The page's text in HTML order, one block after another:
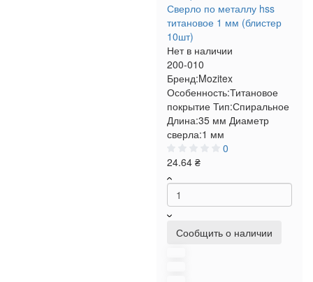
Сверло по металлу hss
титановое 1 мм (блистер
10шт)
Нет в наличии
200-010
Бренд:Mozitex
Особенность:Титановое
покрытие Тип:Спиральное
Длина:35 мм Диаметр
сверла:1 мм
0
24.64 ₴
Сообщить о наличии